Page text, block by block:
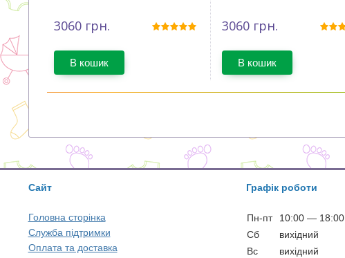
3060грн.
В кошик
3060грн.
В кошик
Сайт
Головна сторінка
Служба підтримки
Оплата та доставка
Графік роботи
Пн-пт
10:00 — 18:00
Сб
вихідний
Вс
вихідний